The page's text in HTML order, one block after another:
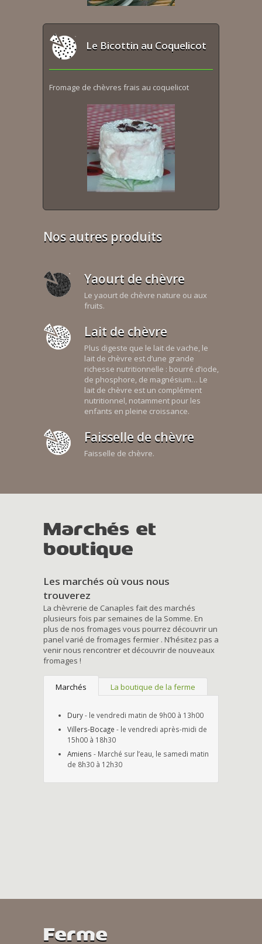
Le Bicottin au Coquelicot
Fromage de chèvres frais au coquelicot
Nos autres produits
Yaourt de chèvre
Le yaourt de chèvre nature ou aux
fruits.
Lait de chèvre
Plus digeste que le lait de vache, le
lait de chèvre est d’une grande
richesse nutritionnelle : bourré d’iode,
de phosphore, de magnésium… Le
lait de chèvre est un complément
nutritionnel, notamment pour les
enfants en pleine croissance.
Faisselle de chèvre
Faisselle de chèvre.
Marchés et
boutique
Les marchés où vous nous
trouverez
La chèvrerie de Canaples fait des marchés
plusieurs fois par semaines de la Somme. En
plus de nos fromages vous pourrez découvrir un
panel varié de fromages fermier . N’hésitez pas a
venir nous rencontrer et découvrir de nouveaux
fromages !
Marchés La boutique de la ferme
Dury- le vendredi matin de 9h00 à 13h00
Villers-Bocage - le vendredi après-midi de
15h00 à 18h30
Amiens - Marché sur l’eau, le samedi matin
de 8h30 à 12h30
Ferme